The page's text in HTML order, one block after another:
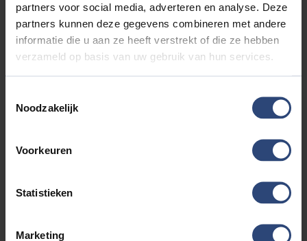
partners voor social media, adverteren en analyse. Deze
partners kunnen deze gegevens combineren met andere
informatie die u aan ze heeft verstrekt of die ze hebben
verzameld op basis van uw gebruik van hun services.
Noodzakelijk
Voorkeuren
Statistieken
Marketing
BEKIJK DEZE AUTO